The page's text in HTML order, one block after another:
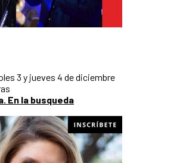
3 y jueves 4 de diciembre
En la busqueda